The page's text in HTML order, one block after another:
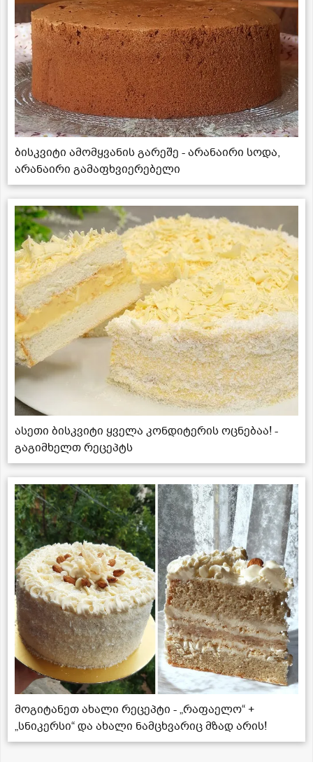
ბისკვიტი ამომყვანის გარეშე - არანაირი სოდა,
არანაირი გამაფხვიერებელი
ასეთი ბისკვიტი ყველა კონდიტერის ოცნებაა! -
გაგიმხელთ რეცეპტს
მოგიტანეთ ახალი რეცეპტი - „რაფაელო“ +
„სნიკერსი“ და ახალი ნამცხვარიც მზად არის!